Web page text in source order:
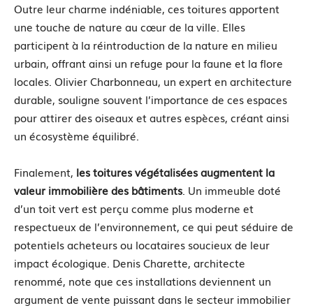
Outre leur charme indéniable, ces toitures apportent
une touche de nature au cœur de la ville. Elles
participent à la réintroduction de la nature en milieu
urbain, offrant ainsi un refuge pour la faune et la flore
locales. Olivier Charbonneau, un expert en architecture
durable, souligne souvent l’importance de ces espaces
pour attirer des oiseaux et autres espèces, créant ainsi
un écosystème équilibré.
Finalement, les toitures végétalisées augmentent la
valeur immobilière des bâtiments. Un immeuble doté
d’un toit vert est perçu comme plus moderne et
respectueux de l’environnement, ce qui peut séduire de
potentiels acheteurs ou locataires soucieux de leur
impact écologique. Denis Charette, architecte
renommé, note que ces installations deviennent un
argument de vente puissant dans le secteur immobilier